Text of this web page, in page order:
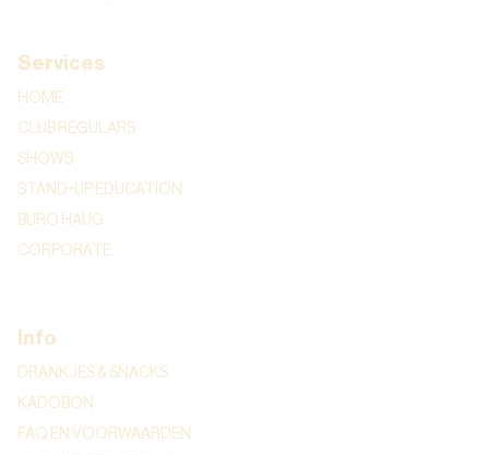
Services
HOME
CLUB REGULARS
SHOWS
STAND-UP EDUCATION
BURO HAUG
CORPORATE
Info
DRANKJES & SNACKS
KADOBON
FAQ EN VOORWAARDEN